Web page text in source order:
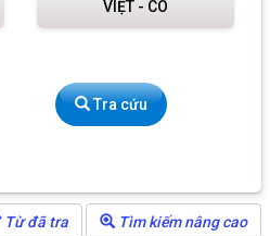
VIỆT - CO
Tra cứu
Từ đã tra Tìm kiếm nâng cao